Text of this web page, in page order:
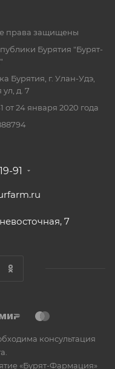
права защищены
Бурятия "Бурят-
Бурятия, г. Улан-Удэ,
д. 7
от 24 января 2020 года
91
7
консультация
«Бурят-Фармация»